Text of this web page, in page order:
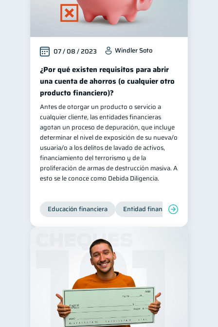
07 / 08 / 2023 Windler Soto
¿Por qué existen requisitos para abrir
una cuenta de ahorros (o cualquier otro
producto financiero)?
Antes de otorgar un producto o servicio a
cualquier cliente, las entidades financieras
agotan un proceso de depuración, que incluye
determinar el nivel de exposición de su nueva/o
usuaria/o a los delitos de lavado de activos,
financiamiento del terrorismo y de la
proliferación de armas de destrucción masiva. A
esto se le conoce como Debida Diligencia.
Educación financiera Entidad financiera